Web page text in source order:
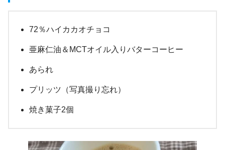
72％ハイカカオチョコ
亜麻仁油＆MCTオイル入りバターコーヒー
あられ
プリッツ（写真撮り忘れ）
焼き菓子2個